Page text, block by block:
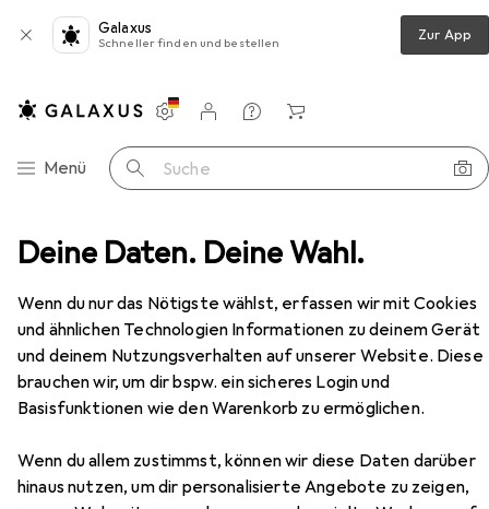
Deine Daten. Deine Wahl.
Wenn du nur das Nötigste wählst, erfassen wir mit Cookies
und ähnlichen Technologien Informationen zu deinem Gerät
und deinem Nutzungsverhalten auf unserer Website. Diese
brauchen wir, um dir bspw. ein sicheres Login und
Basisfunktionen wie den Warenkorb zu ermöglichen.
Wenn du allem zustimmst, können wir diese Daten darüber
hinaus nutzen, um dir personalisierte Angebote zu zeigen,
Galaxus
Schneller finden und bestellen Zur App
Navigation nach Kategorien
Menü Suche
Einstellungen
Kundenkonto
Vergleichslisten
Merklisten
Warenkorb
Kochgeschirr Pfanne + Kochtopf Ballarini Ledro
BallariniLedro
Bratpfanne, Aluminium, 26 x 5.50 cm
Zubehör für Ballarini Ledro
Hier findest du passendes Zubehör zum Produkt Ballarini
Ledro aus den Kategorien Kochbesteck, Zubehör